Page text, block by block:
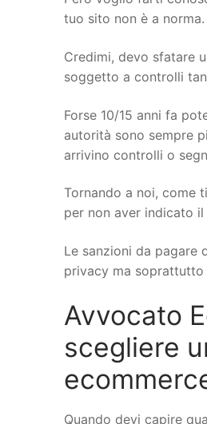
tuo sito non è a norma.
Credimi, devo sfatare
soggetto a controlli
Forse 10/15 anni fa
autorità sono sempre
arrivino controlli o
Tornando a noi, come
per non aver indicato
Le sanzioni da pagare
privacy ma
Avvocato
scegliere
Quando devi capire